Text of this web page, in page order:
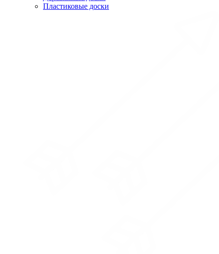
Пластиковые доски